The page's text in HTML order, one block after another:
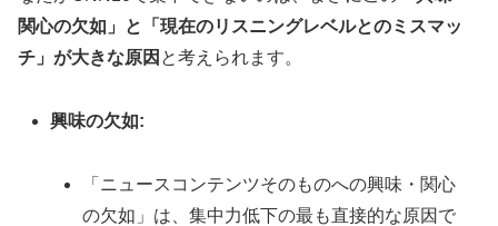
関心の欠如」と「現在のリスニングレベルとのミスマッ
チ」が大きな原因 と考えられます。
興味の欠如:
「ニュースコンテンツそのものへの興味・関心
の欠如」は、集中力低下の最も直接的な原因で